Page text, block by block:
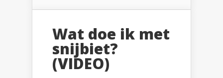
Wat doe ik met
snijbiet?
(VIDEO)